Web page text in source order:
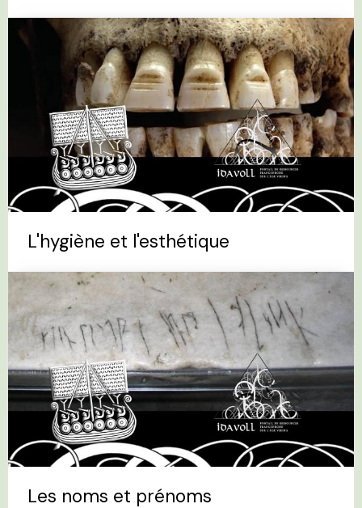
L'hygiène et l'esthétique
Les noms et prénoms